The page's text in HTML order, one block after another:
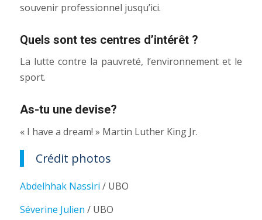
souvenir professionnel jusqu’ici.
Quels sont tes centres d’intérêt ?
La lutte contre la pauvreté, l’environnement et le
sport.
As-tu une devise?
« I have a dream! » Martin Luther King Jr.
Crédit photos
Abdelhhak Nassiri/ UBO
Séverine Julien / UBO